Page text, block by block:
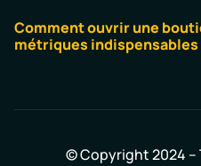
Comment ouvrir une
métriques
© Copyright 2024 –